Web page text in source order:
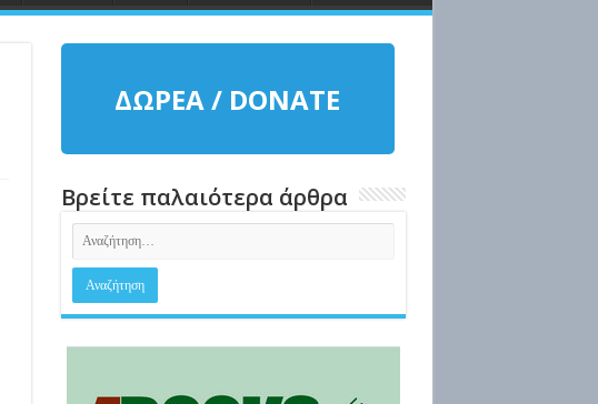
ΔΩΡΕΑ / DONATE
Βρείτε παλαιότερα άρθρα